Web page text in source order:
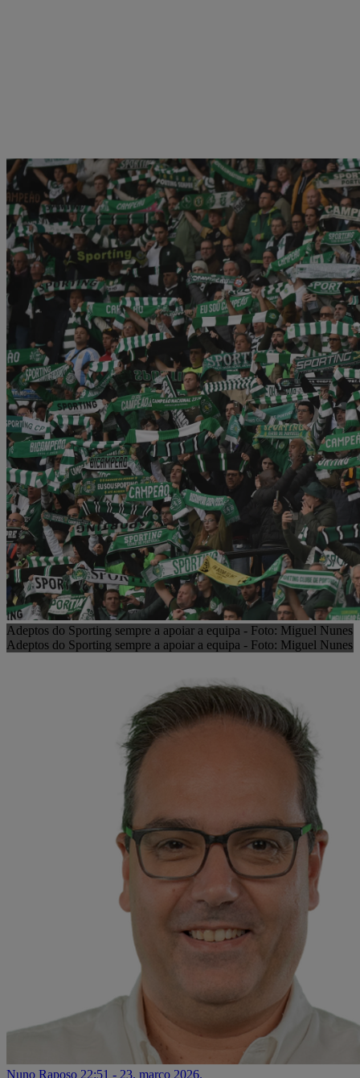
Adeptos do Sporting sempre a apoiar a equipa - Foto: Miguel Nunes
Adeptos do Sporting sempre a apoiar a equipa - Foto: Miguel Nunes
Nuno Raposo 22:51 - 23. março 2026.